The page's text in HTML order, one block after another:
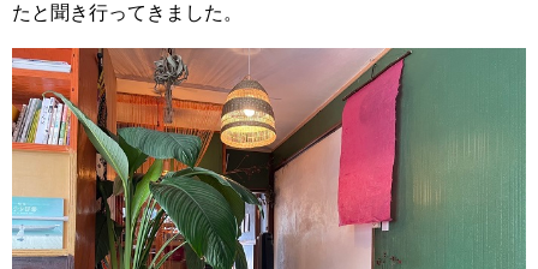
たと聞き行ってきました。